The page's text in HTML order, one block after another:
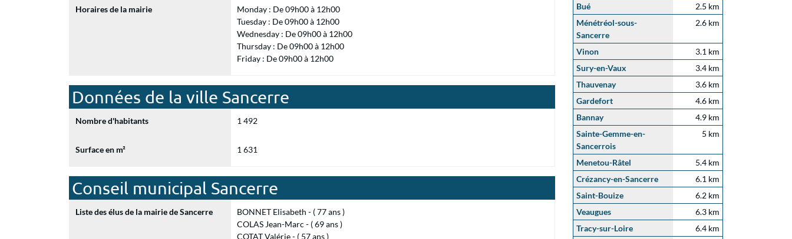
Horaires de la mairie
Monday : De 09h00 à 12h00
Tuesday : De 09h00 à 12h00
Wednesday : De 09h00 à 12h00
Thursday : De 09h00 à 12h00
Friday : De 09h00 à 12h00
Données de la ville Sancerre
Nombre d'habitants 1 492
Surface en m² 1 631
Conseil municipal Sancerre
Liste des élus de la mairie de Sancerre
BONNET Elisabeth - ( 77 ans )
COLAS Jean-Marc - ( 69 ans )
COTAT Valérie - ( 57 ans )
Bué
2.5 km
Ménétréol-sous-
Sancerre
2.6 km
Vinon
3.1 km
Sury-en-Vaux
3.4 km
Thauvenay
3.6 km
Gardefort
4.6 km
Bannay
4.9 km
Sainte-Gemme-en-
Sancerrois
5 km
Menetou-Râtel
5.4 km
Crézancy-en-Sancerre
6.1 km
Saint-Bouize
6.2 km
Veaugues
6.3 km
Tracy-sur-Loire
6.4 km